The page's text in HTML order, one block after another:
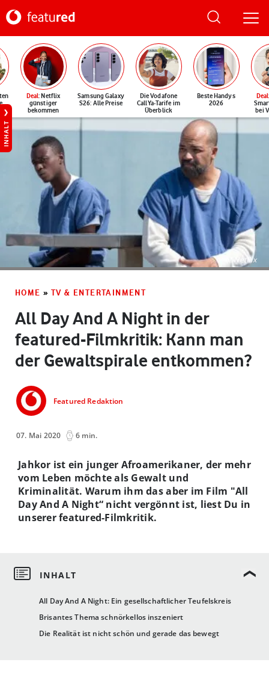
Deal: Netflix
günstiger
bekommen
Samsung Galaxy
S26: Alle Preise
Die Vodafone
CallYa-Tarife im
Überblick
Beste Handys
2026
Deal
bei
INHALT
©Netflix
HOME » TV & ENTERTAINMENT
All Day And A Night in der
featured-Filmkritik: Kann man
der Gewaltspirale entkommen?
Featured Redaktion
07. Mai 2020 6 min.
All Day And A Night: Ein gesellschaftlicher Teufelskreis
Brisantes Thema schnörkellos inszeniert
Die Realität ist nicht schön und gerade das bewegt
Jahkor ist ein junger Afroamerikaner, der mehr
vom Leben möchte als Gewalt und
Kriminalität. Warum ihm das aber im Film "All
Day And A Night“ nicht vergönnt ist, liest Du in
unserer featured-Filmkritik.